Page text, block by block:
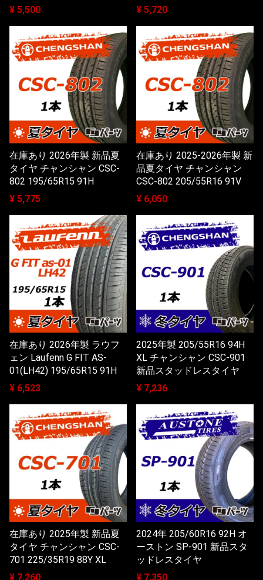
¥ 5,500
¥ 5,720
在庫あり 2026年製 新品夏
タイヤ チャンシャン CSC-
802 195/65R15 91H
¥ 5,775
在庫あり 2025-2026年製 新
品夏タイヤ チャンシャン
CSC-802 205/55R16 91V
¥ 6,050
在庫あり 2026年製 ラウフ
ェン Laufenn G FIT AS-
01(LH42) 195/65R15 91H
¥ 6,523
2025年製 205/55R16 94H
XL チャンシャン CSC-901
新品スタッドレスタイヤ
¥ 7,236
在庫あり 2025年製 新品夏
タイヤ チャンシャン CSC-
701 225/35R19 88Y XL
¥ 7,260
2024年 205/60R16 92H オ
ーストン SP-901 新品スタ
ッドレスタイヤ
¥ 7,350